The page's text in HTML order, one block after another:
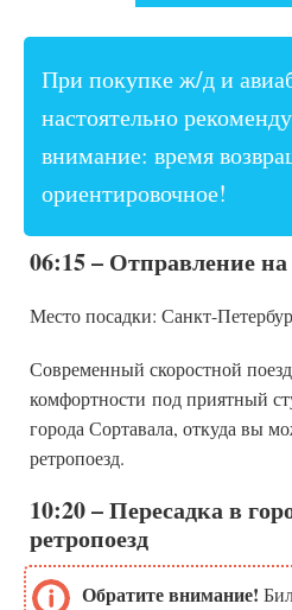
При покупке ж/д и
настоятельно
внимание: время
ориентировочное!
06:15 – Отправление на
Место посадки: Санкт-
Современный скоростной
комфортности под приятный
города Сортавала, откуда вы
ретропоезд.
10:20 – Пересадка в
ретропоезд
Обратите внимание!